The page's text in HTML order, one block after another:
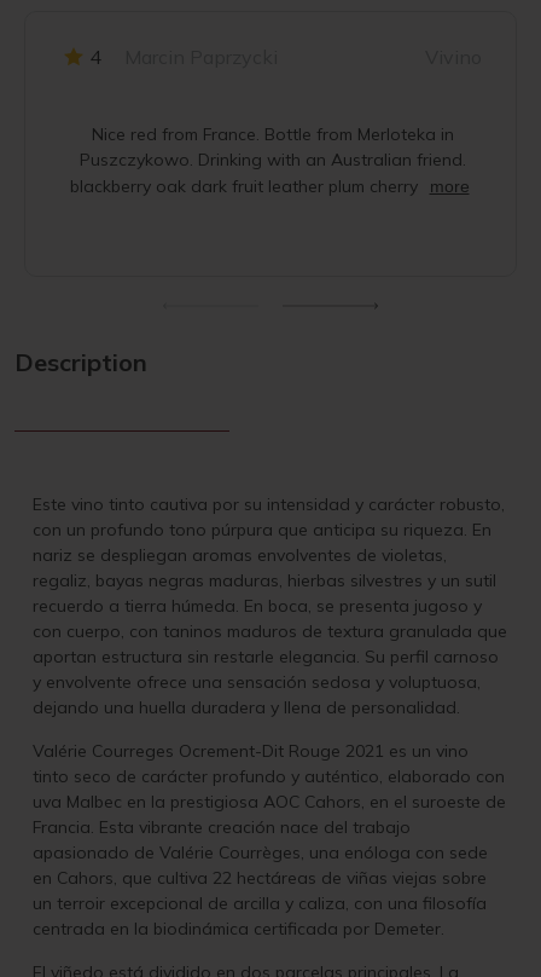
4
Nice red from France. Bottle from Merloteka in
Puszczykowo. Drinking with an Australian friend.
blackberry oak dark fruit leather plum cherry
more
Description
Este vino tinto cautiva por su intensidad y carácter robusto,
con un profundo tono púrpura que anticipa su riqueza. En
nariz se despliegan aromas envolventes de violetas,
regaliz, bayas negras maduras, hierbas silvestres y un sutil
recuerdo a tierra húmeda. En boca, se presenta jugoso y
con cuerpo, con taninos maduros de textura granulada que
aportan estructura sin restarle elegancia. Su perfil carnoso
y envolvente ofrece una sensación sedosa y voluptuosa,
dejando una huella duradera y llena de personalidad.
Valérie Courreges Ocrement-Dit Rouge 2021 es un vino
tinto seco de carácter profundo y auténtico, elaborado con
uva Malbec en la prestigiosa AOC Cahors, en el suroeste de
Francia. Esta vibrante creación nace del trabajo
apasionado de Valérie Courrèges, una enóloga con sede
en Cahors, que cultiva 22 hectáreas de viñas viejas sobre
un terroir excepcional de arcilla y caliza, con una filosofía
centrada en la biodinámica certificada por Demeter.
El viñedo está dividido en dos parcelas principales. La